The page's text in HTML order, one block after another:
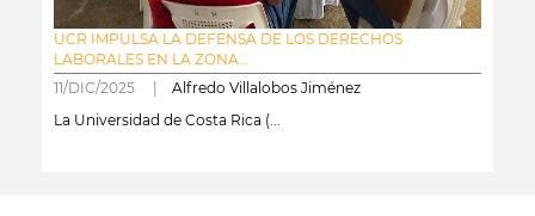
UCR IMPULSA LA DEFENSA DE LOS DERECHOS
LABORALES EN LA ZONA...
11/DIC/2025 | Alfredo Villalobos Jiménez
La Universidad de Costa Rica (...